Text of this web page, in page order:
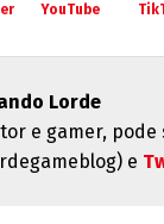
YouTube
Lorde
e gamer,
e